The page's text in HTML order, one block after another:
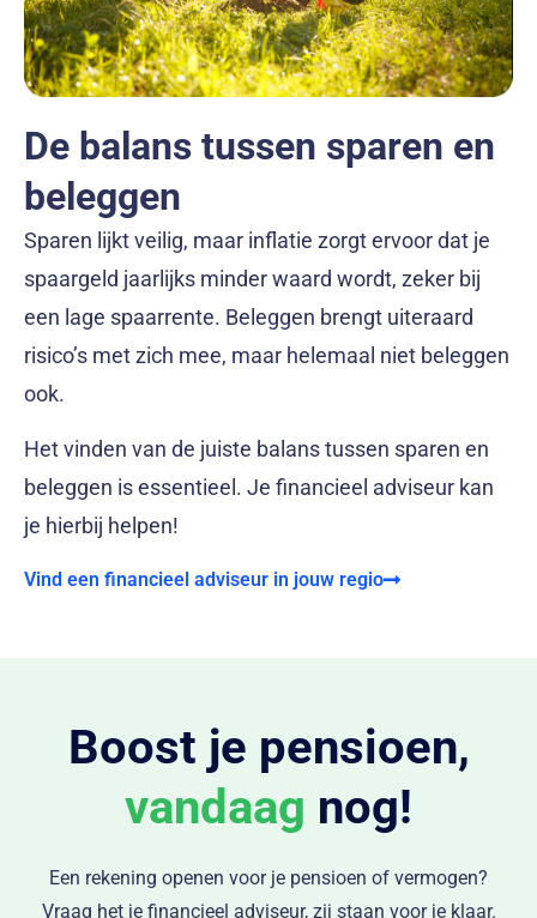
De balans tussen sparen en
beleggen
Sparen lijkt veilig, maar inflatie zorgt ervoor dat je
spaargeld jaarlijks minder waard wordt, zeker bij
een lage spaarrente. Beleggen brengt uiteraard
risico’s met zich mee, maar helemaal niet beleggen
ook.
Het vinden van de juiste balans tussen sparen en
beleggen is essentieel. Je financieel adviseur kan
je hierbij helpen!
Vind een financieel adviseur in jouw regio
Boost je pensioen,
vandaag nog!
Een rekening openen voor je pensioen of vermogen?
Vraag het je financieel adviseur, zij staan voor je klaar.